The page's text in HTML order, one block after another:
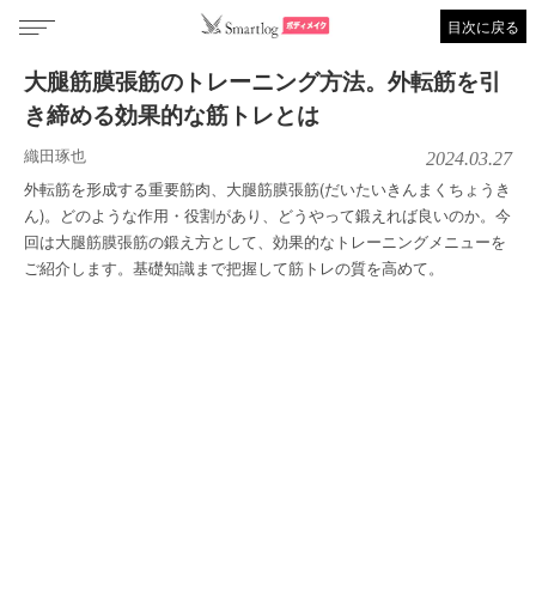
目次に戻る
大腿筋膜張筋のトレーニング方法。外転筋を引
き締める効果的な筋トレとは
織田琢也 2024.03.27
外転筋を形成する重要筋肉、大腿筋膜張筋(だいたいきんまくちょうき
ん)。どのような作用・役割があり、どうやって鍛えれば良いのか。今
回は大腿筋膜張筋の鍛え方として、効果的なトレーニングメニューを
ご紹介します。基礎知識まで把握して筋トレの質を高めて。